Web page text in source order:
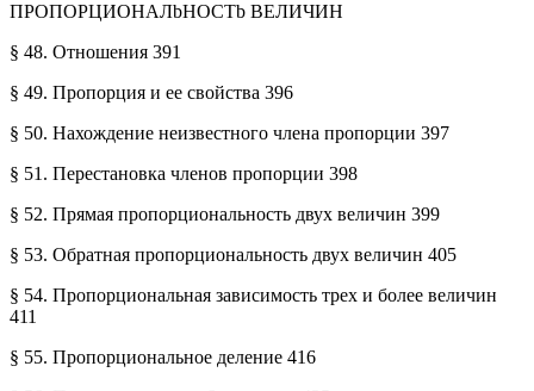
ПРОПОРЦИОНАЛbНОСТb ВЕЛИЧИН
§ 48. Отношения 391
§ 49. Пропорция и ее свойства 396
§ 50. Нахождение неизвестного члена пропорции 397
§ 51. Перестановка членов пропорции 398
§ 52. Прямая пропорциональность двух величин 399
§ 53. Обратная пропорциональность двух величин 405
§ 54. Пропорциональная зависимость трех и более величин
411
§ 55. Пропорциональное деление 416